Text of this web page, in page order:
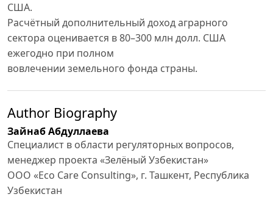
США.
Расчётный дополнительный доход аграрного
сектора оценивается в 80–300 млн долл. США
ежегодно при полном
вовлечении земельного фонда страны.
Author Biography
Зайнаб Абдуллаева
Специалист в области регуляторных вопросов,
менеджер проекта «Зелёный Узбекистан»
ООО «Eco Care Consulting», г. Ташкент, Республика
Узбекистан